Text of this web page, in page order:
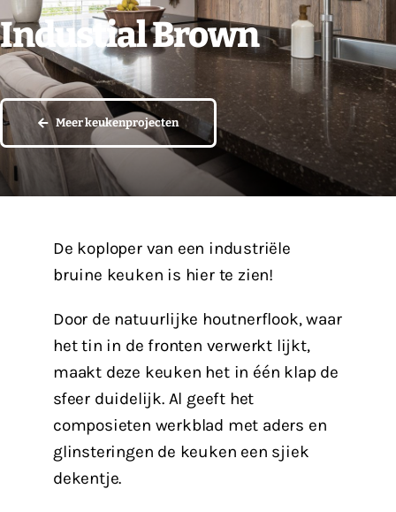
Vacatures
Contact
Industial Brown
Meer keukenprojecten
De koploper van een industriële
bruine keuken is hier te zien!
Door de natuurlijke houtnerflook, waar
het tin in de fronten verwerkt lijkt,
maakt deze keuken het in één klap de
sfeer duidelijk. Al geeft het
composieten werkblad met aders en
glinsteringen de keuken een sjiek
dekentje.